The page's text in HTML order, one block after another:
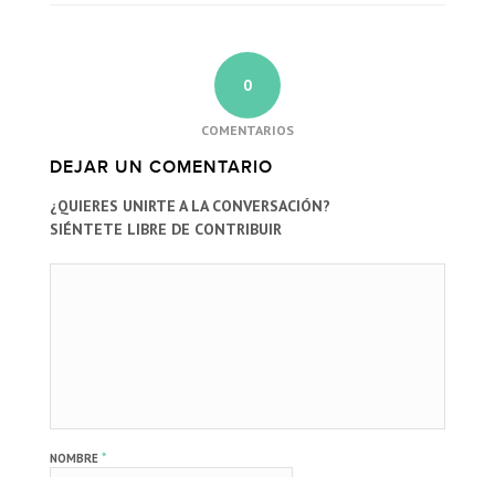
0
COMENTARIOS
DEJAR UN COMENTARIO
¿QUIERES UNIRTE A LA CONVERSACIÓN?
SIÉNTETE LIBRE DE CONTRIBUIR
NOMBRE*